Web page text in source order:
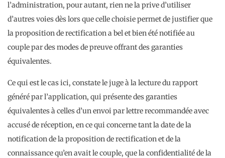
l’administration, pour autant, rien ne la prive d’utiliser
d’autres voies dès lors que celle choisie permet de justifier que
la proposition de rectification a bel et bien été notifiée au
couple par des modes de preuve offrant des garanties
équivalentes.
Ce qui est le cas ici, constate le juge à la lecture du rapport
généré par l’application, qui présente des garanties
équivalentes à celles d’un envoi par lettre recommandée avec
accusé de réception, en ce qui concerne tant la date de la
notification de la proposition de rectification et de la
connaissance qu’en avait le couple, que la confidentialité de la